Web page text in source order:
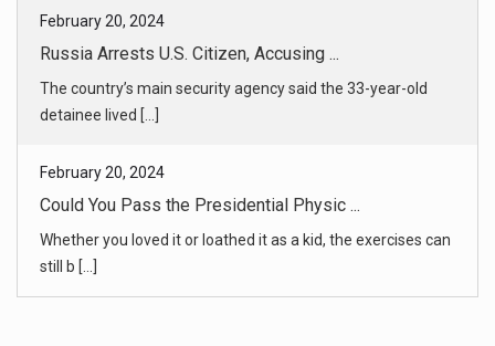
February 20, 2024
Could You Pass the Presidential Physic ...
Whether you loved it or loathed it as a kid, the exercises can
February 20, 2024
Wall Street Is Already Placing Bets on ...
Traders and strategists are thinking about all the ways that
November’ [...]